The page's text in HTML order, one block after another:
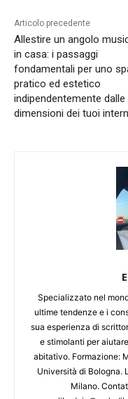
Articolo precedente
Allestire un angolo
in casa: i passaggi
fondamentali per uno
pratico ed estetico
indipendentemente dalle
dimensioni dei tuoi
Specializzato nel
ultime tendenze e i
sua esperienza di
e stimolanti per
abitativo. Formazione:
Università di Bologna.
Milano.